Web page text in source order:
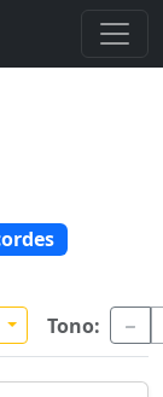
Tono: